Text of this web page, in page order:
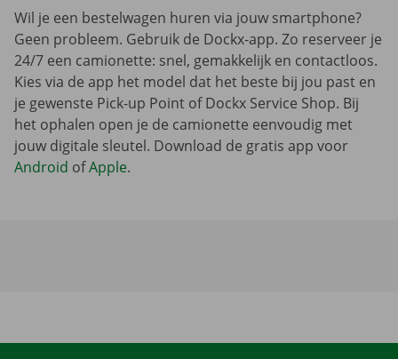
Wil je een bestelwagen huren via jouw smartphone?
Geen probleem. Gebruik de Dockx-app. Zo reserveer je
24/7 een camionette: snel, gemakkelijk en contactloos.
Kies via de app het model dat het beste bij jou past en
je gewenste Pick-up Point of Dockx Service Shop. Bij
het ophalen open je de camionette eenvoudig met
jouw digitale sleutel. Download de gratis app voor
Android ofApple.